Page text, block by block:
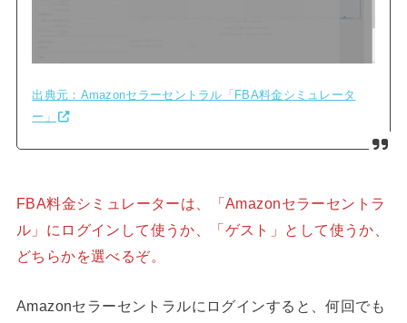
出典元：Amazonセラーセントラル「FBA料金シミュレータ
ー」
FBA料金シミュレーターは、「Amazonセラーセントラ
ル」にログインして使うか、「ゲスト」として使うか、
どちらかを選べるぞ。
Amazonセラーセントラルにログインすると、何回でも